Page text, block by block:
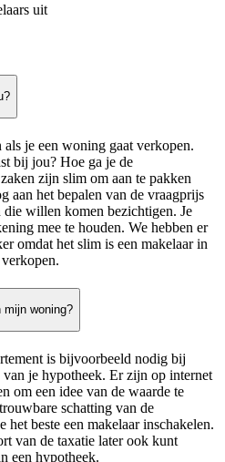
uit
als je een woning gaat verkopen.
bij jou? Hoe ga je de
zijn slim om aan te pakken
aan het bepalen van de vraagprijs
die willen komen bezichtigen. Je
mee te houden. We hebben er
omdat het slim is een makelaar in
mijn woning?
is bijvoorbeeld nodig bij
je hypotheek. Er zijn op internet
om een idee van de waarde te
schatting van de
beste een makelaar inschakelen.
van de taxatie later ook kunt
een hypotheek.